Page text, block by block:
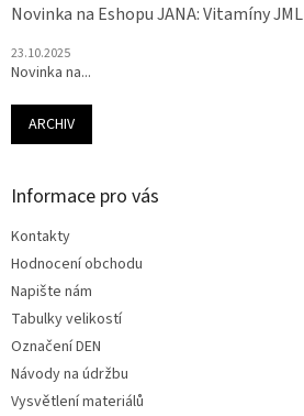
Novinka na Eshopu JANA: Vitamíny JML
23.10.2025
Novinka na...
ARCHIV
Informace pro vás
Kontakty
Hodnocení obchodu
Napište nám
Tabulky velikostí
Označení DEN
Návody na údržbu
Vysvětlení materiálů